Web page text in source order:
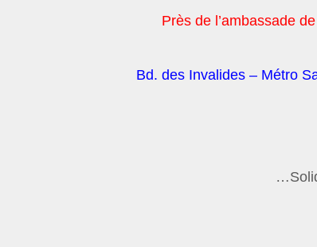
Près de l’ambassade
Bd. des Invalides – Métro